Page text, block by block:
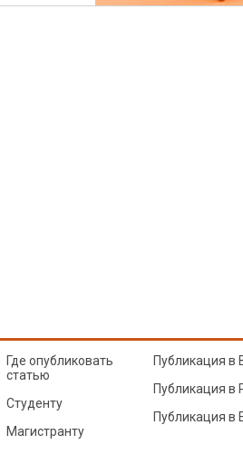
Где опубликовать
статью
Студенту
Магистранту
Публикация в
Публикация в
Публикация в